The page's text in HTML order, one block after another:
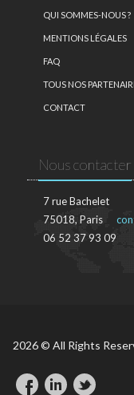
QUI SOMMES-NOUS ?
MENTIONS LÉGALES
FAQ
TOUS NOS
CONTACT
Nous contacter
7 rue Bachelet
75018, Paris
06 52 37 93 09
2026 © All Rights